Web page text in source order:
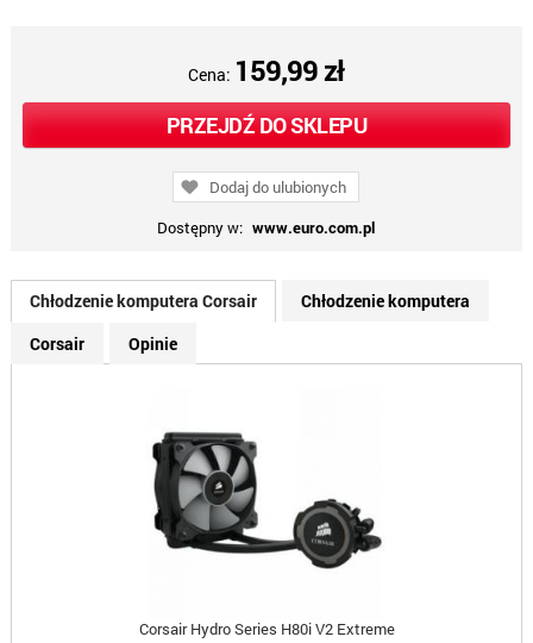
Cena: 159,99 zł
PRZEJDŹ DO SKLEPU
Dodaj do ulubionych
Dostępny w: www.euro.com.pl
Chłodzenie komputera Corsair
Chłodzenie komputera
Corsair
Opinie
Corsair Hydro Series H80i V2 Extreme